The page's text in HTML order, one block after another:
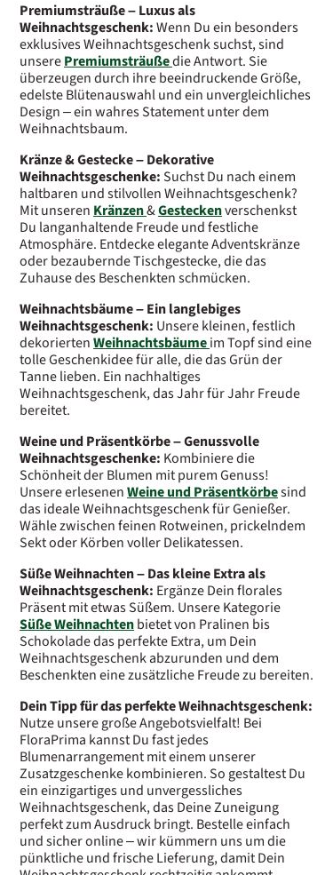
Premiumsträuße – Luxus als
Weihnachtsgeschenk:Wenn Du ein besonders
exklusives Weihnachtsgeschenk suchst, sind
unserePremiumsträußedie Antwort. Sie
überzeugen durch ihre beeindruckende Größe,
edelste Blütenauswahl und ein unvergleichliches
Design – ein wahres Statement unter dem
Weihnachtsbaum.
Kränze & Gestecke – Dekorative
Weihnachtsgeschenke: Suchst Du nach einem
haltbaren und stilvollen Weihnachtsgeschenk?
Mit unseren Kränzen&Gesteckenverschenkst
Du langanhaltende Freude und festliche
Atmosphäre. Entdecke elegante Adventskränze
oder bezaubernde Tischgestecke, die das
Zuhause des Beschenkten schmücken.
Weihnachtsbäume – Ein langlebiges
Weihnachtsgeschenk: Unsere kleinen, festlich
dekoriertenWeihnachtsbäumeim Topf sind eine
tolle Geschenkidee für alle, die das Grün der
Tanne lieben. Ein nachhaltiges
Weihnachtsgeschenk, das Jahr für Jahr Freude
bereitet.
Weine und Präsentkörbe – Genussvolle
Weihnachtsgeschenke: Kombiniere die
Schönheit der Blumen mit purem Genuss!
Unsere erlesenenWeine und Präsentkörbesind
das ideale Weihnachtsgeschenk für Genießer.
Wähle zwischen feinen Rotweinen, prickelndem
Sekt oder Körben voller Delikatessen.
Süße Weihnachten – Das kleine Extra als
Weihnachtsgeschenk: Ergänze Dein florales
Präsent mit etwas Süßem. Unsere Kategorie
Süße Weihnachtenbietet von Pralinen bis
Schokolade das perfekte Extra, um Dein
Weihnachtsgeschenk abzurunden und dem
Beschenkten eine zusätzliche Freude zu bereiten.
Dein Tipp für das perfekte Weihnachtsgeschenk:
Nutze unsere große Angebotsvielfalt! Bei
FloraPrima kannst Du fast jedes
Blumenarrangement mit einem unserer
Zusatzgeschenke kombinieren. So gestaltest Du
ein einzigartiges und unvergessliches
Weihnachtsgeschenk, das Deine Zuneigung
perfekt zum Ausdruck bringt. Bestelle einfach
und sicher online – wir kümmern uns um die
pünktliche und frische Lieferung, damit Dein